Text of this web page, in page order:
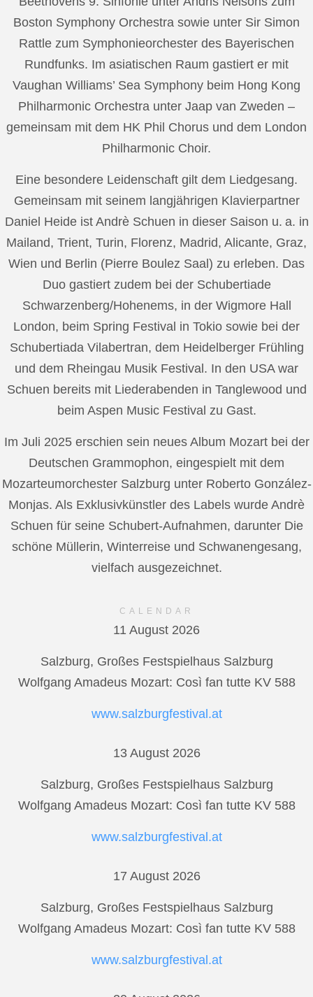
Boston Symphony Orchestra sowie unter Sir Simon
Rattle zum Symphonieorchester des Bayerischen
Rundfunks. Im asiatischen Raum gastiert er mit
Vaughan Williams’ Sea Symphony beim Hong Kong
Philharmonic Orchestra unter Jaap van Zweden –
gemeinsam mit dem HK Phil Chorus und dem London
Philharmonic Choir.
Eine besondere Leidenschaft gilt dem Liedgesang.
Gemeinsam mit seinem langjährigen Klavierpartner
Daniel Heide ist Andrè Schuen in dieser Saison u. a. in
Mailand, Trient, Turin, Florenz, Madrid, Alicante, Graz,
Wien und Berlin (Pierre Boulez Saal) zu erleben. Das
Duo gastiert zudem bei der Schubertiade
Schwarzenberg/Hohenems, in der Wigmore Hall
London, beim Spring Festival in Tokio sowie bei der
Schubertiada Vilabertran, dem Heidelberger Frühling
und dem Rheingau Musik Festival. In den USA war
Schuen bereits mit Liederabenden in Tanglewood und
beim Aspen Music Festival zu Gast.
Im Juli 2025 erschien sein neues Album Mozart bei der
Deutschen Grammophon, eingespielt mit dem
Mozarteumorchester Salzburg unter Roberto González-
Monjas. Als Exklusivkünstler des Labels wurde Andrè
Schuen für seine Schubert-Aufnahmen, darunter Die
schöne Müllerin, Winterreise und Schwanengesang,
vielfach ausgezeichnet.
CALENDAR
11 August 2026
Salzburg, Großes Festspielhaus Salzburg
Wolfgang Amadeus Mozart: Così fan tutte KV 588
www.salzburgfestival.at
13 August 2026
Salzburg, Großes Festspielhaus Salzburg
Wolfgang Amadeus Mozart: Così fan tutte KV 588
www.salzburgfestival.at
17 August 2026
Salzburg, Großes Festspielhaus Salzburg
Wolfgang Amadeus Mozart: Così fan tutte KV 588
www.salzburgfestival.at